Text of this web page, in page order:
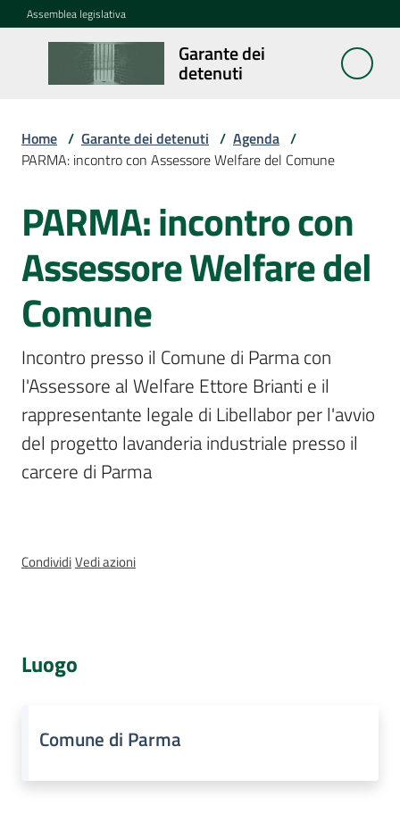
Vai al contenuto
Vai alla navigazione
Vai al footer
Assemblea legislativa
Garante dei
detenuti
Garante
dei
fa
Notizie
Segnalazioni
Assemblea
legislativa
Home / Garante dei detenuti / Agenda /
PARMA: incontro con Assessore Welfare del Comune
Salta al contenuto
PARMA: incontro con
Assessore Welfare del
Comune
Incontro presso il Comune di Parma con
l'Assessore al Welfare Ettore Brianti e il
rappresentante legale di Libellabor per l'avvio
del progetto lavanderia industriale presso il
carcere di Parma
CondividiVedi azioni
Luogo
Comune di Parma